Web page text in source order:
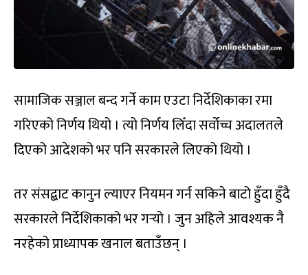
सामाजिक सञ्जाल बन्द गर्ने काम एउटा निर्देशिकाका रमा
गरिएको निर्णय थियो । त्यो निर्णय लिँदा सर्वोच्च अदालतले
दिएको आदेशको भर पनि सरकारले लिएको थियो ।
तर संसद्बाट कानुन ल्याएर नियमन गर्न सकिने बाटो हुँदा हुँदै
सरकारले निर्देशिकाको भर गर्‍यो । जुन अहिले आवश्यक नै
नरहेको प्राध्यापक खनाल बताउँछन् ।